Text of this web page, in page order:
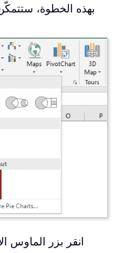
بهذه الخطوة،
4. انقر بزر